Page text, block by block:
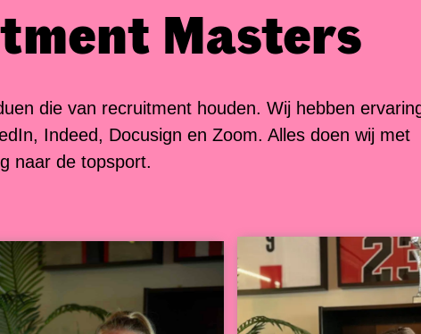
Masters
die van recruitment houden. Wij hebben
Indeed, Docusign en Zoom. Alles doen wij met
naar de topsport.